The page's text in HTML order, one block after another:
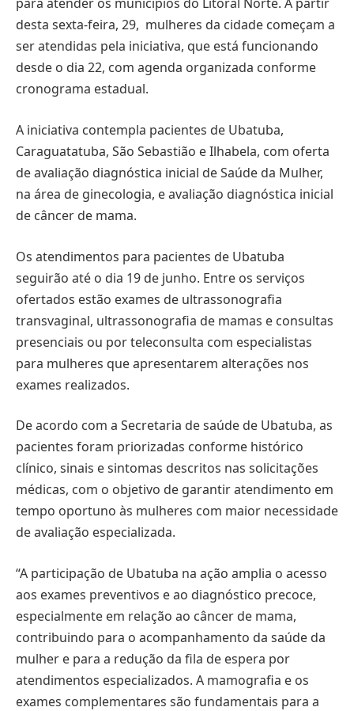
desta sexta-feira, 29, mulheres da cidade começam a
ser atendidas pela iniciativa, que está funcionando
desde o dia 22, com agenda organizada conforme
cronograma estadual.
A iniciativa contempla pacientes de Ubatuba,
Caraguatatuba, São Sebastião e Ilhabela, com oferta
de avaliação diagnóstica inicial de Saúde da Mulher,
na área de ginecologia, e avaliação diagnóstica inicial
de câncer de mama.
Os atendimentos para pacientes de Ubatuba
seguirão até o dia 19 de junho. Entre os serviços
ofertados estão exames de ultrassonografia
transvaginal, ultrassonografia de mamas e consultas
presenciais ou por teleconsulta com especialistas
para mulheres que apresentarem alterações nos
exames realizados.
De acordo com a Secretaria de saúde de Ubatuba, as
pacientes foram priorizadas conforme histórico
clínico, sinais e sintomas descritos nas solicitações
médicas, com o objetivo de garantir atendimento em
tempo oportuno às mulheres com maior necessidade
de avaliação especializada.
“A participação de Ubatuba na ação amplia o acesso
aos exames preventivos e ao diagnóstico precoce,
especialmente em relação ao câncer de mama,
contribuindo para o acompanhamento da saúde da
mulher e para a redução da fila de espera por
atendimentos especializados. A mamografia e os
exames complementares são fundamentais para a